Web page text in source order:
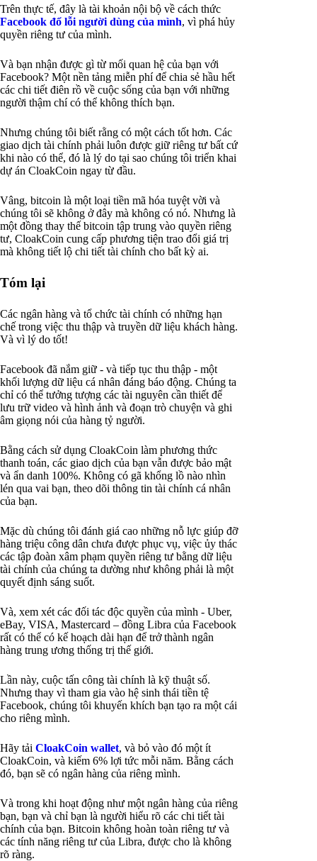
Trên thực tế, đây là tài khoản nội bộ về cách thức
Facebook đổ lỗi người dùng của mình, vì phá hủy
quyền riêng tư của mình.
Và bạn nhận được gì từ mối quan hệ của bạn với
Facebook? Một nền tảng miễn phí để chia sẻ hầu hết
các chi tiết điên rồ về cuộc sống của bạn với những
người thậm chí có thể không thích bạn.
Nhưng chúng tôi biết rằng có một cách tốt hơn. Các
giao dịch tài chính phải luôn được giữ riêng tư bất cứ
khi nào có thể, đó là lý do tại sao chúng tôi triển khai
dự án CloakCoin ngay từ đầu.
Vâng, bitcoin là một loại tiền mã hóa tuyệt vời và
chúng tôi sẽ không ở đây mà không có nó. Nhưng là
một đồng thay thế bitcoin tập trung vào quyền riêng
tư, CloakCoin cung cấp phương tiện trao đổi giá trị
mà không tiết lộ chi tiết tài chính cho bất kỳ ai.
Tóm lại
Các ngân hàng và tổ chức tài chính có những hạn
chế trong việc thu thập và truyền dữ liệu khách hàng.
Và vì lý do tốt!
Facebook đã nắm giữ - và tiếp tục thu thập - một
khối lượng dữ liệu cá nhân đáng báo động. Chúng ta
chỉ có thể tưởng tượng các tài nguyên cần thiết để
lưu trữ video và hình ảnh và đoạn trò chuyện và ghi
âm giọng nói của hàng tỷ người.
Bằng cách sử dụng CloakCoin làm phương thức
thanh toán, các giao dịch của bạn vẫn được bảo mật
và ẩn danh 100%. Không có gã khổng lồ nào nhìn
lén qua vai bạn, theo dõi thông tin tài chính cá nhân
của bạn.
Mặc dù chúng tôi đánh giá cao những nỗ lực giúp đỡ
hàng triệu công dân chưa được phục vụ, việc ủy thác
các tập đoàn xâm phạm quyền riêng tư bằng dữ liệu
tài chính của chúng ta dường như không phải là một
quyết định sáng suốt.
Và, xem xét các đối tác độc quyền của mình - Uber,
eBay, VISA, Mastercard – đồng Libra của Facebook
rất có thể có kế hoạch dài hạn để trở thành ngân
hàng trung ương thống trị thế giới.
Lần này, cuộc tấn công tài chính là kỹ thuật số.
Nhưng thay vì tham gia vào hệ sinh thái tiền tệ
Facebook, chúng tôi khuyến khích bạn tạo ra một cái
cho riêng mình.
Hãy tải CloakCoin wallet, và bỏ vào đó một ít
CloakCoin, và kiếm 6% lợi tức mỗi năm. Bằng cách
đó, bạn sẽ có ngân hàng của riêng mình.
Và trong khi hoạt động như một ngân hàng của riêng
bạn, bạn và chỉ bạn là người hiểu rõ các chi tiết tài
chính của bạn. Bitcoin không hoàn toàn riêng tư và
các tính năng riêng tư của Libra, được cho là không
rõ ràng.